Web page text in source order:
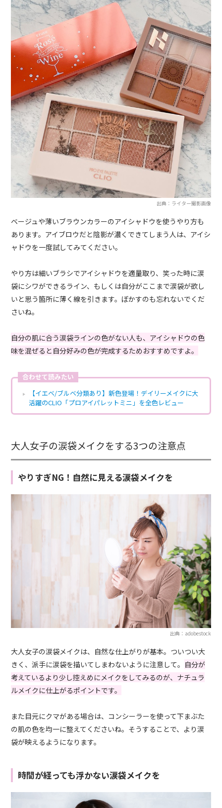
出典：ライター撮影画像
ベージュや薄いブラウンカラーのアイシャドウを使うやり方も
あります。アイブロウだと陰影が濃くできてしまう人は、アイシ
ャドウを一度試してみてください。
やり方は細いブラシでアイシャドウを適量取り、笑った時に涙
袋にシワができるライン、もしくは自分がここまで涙袋が欲し
いと思う箇所に薄く線を引きます。ぼかすのも忘れないでくだ
さいね。
自分の肌に合う涙袋ラインの色がない人も、アイシャドウの色
味を混ぜると自分好みの色が完成するためおすすめですよ。
合わせて読みたい
【イエベ/ブルベ分類あり】新色登場！デイリーメイクに大
活躍のCLIO「プロアイパレットミニ」を全色レビュー
大人女子の涙袋メイクをする3つの注意点
やりすぎNG！自然に見える涙袋メイクを
出典：adobestock
大人女子の涙袋メイクは、自然な仕上がりが基本。ついつい大
きく、派手に涙袋を描いてしまわないように注意して。 自分が
考えているより少し控えめにメイクをしてみるのが、ナチュラ
ルメイクに仕上がるポイントです。
また目元にクマがある場合は、コンシーラーを使って下まぶた
の肌の色を均一に整えてくださいね。そうすることで、より涙
袋が映えるようになります。
時間が経っても浮かない涙袋メイクを